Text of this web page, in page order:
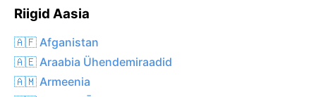
Riigid Aasia
🇦🇫 Afganistan
🇦🇪 Araabia Ühendemiraadid
🇦🇲 Armeenia